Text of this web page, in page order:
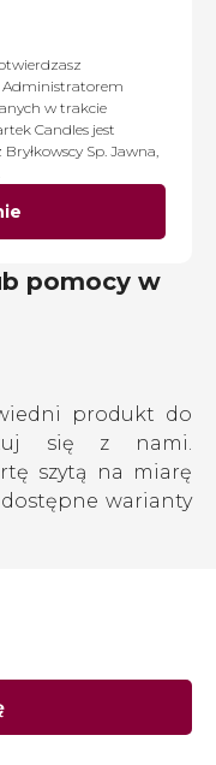
Administratorem
w trakcie
Candles jest
Sp. Jawna,
pomocy w
produkt do
się z nami.
szytą na miarę
warianty